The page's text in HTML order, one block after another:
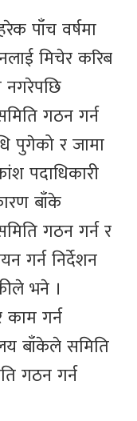
पाँच वर्षमा
मिचेर करिब
नगरेपछि
गठन गर्न
पुगेको र जामा
पदाधिकारी
बाँके
गठन गर्न र
गर्न निर्देशन
भने ।
गर्न
बाँकेले समिति
गठन गर्न